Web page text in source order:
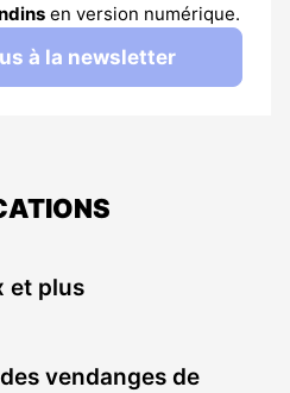
en version numérique.
à la newsletter
et plus
vendanges de